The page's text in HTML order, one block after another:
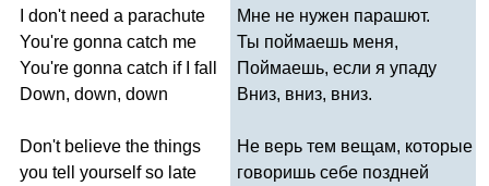
don't need a parachute
You're gonna catch me
You're gonna catch if
fall
Down, down, down
Don't believe the things
you tell yourself so late
Мне не нужен парашют.
Ты поймаешь меня,
Поймаешь, если я упаду
Вниз, вниз, вниз.
Не верь тем вещам, которые
говоришь себе поздней